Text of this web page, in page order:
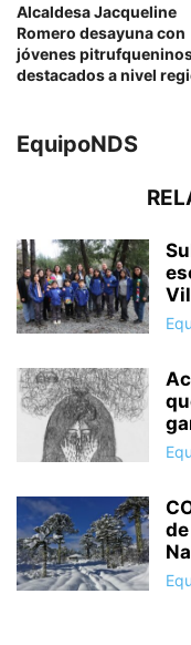
Alcaldesa Jacqueline
Romero desayuna con
jóvenes
destacados a nivel
EquipoNDS